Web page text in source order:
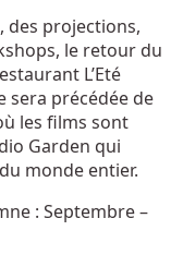
des projections,
le retour du
L’Eté
sera précédée de
les films sont
Garden qui
monde entier.
: Septembre –